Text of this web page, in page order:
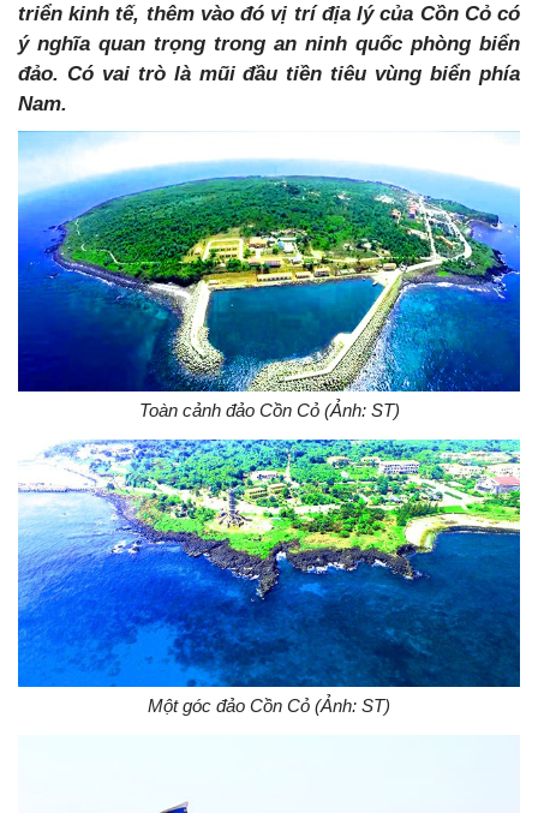
triển kinh tế, thêm vào đó vị trí địa lý của Cồn Cỏ có
ý nghĩa quan trọng trong an ninh quốc phòng biển
đảo. Có vai trò là mũi đầu tiền tiêu vùng biển phía
Nam.
Toàn cảnh đảo Cồn Cỏ (Ảnh: ST)
Một góc đảo Cồn Cỏ (Ảnh: ST)